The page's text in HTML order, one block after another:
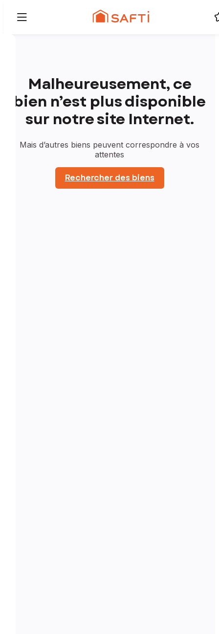
Malheureusement, ce
bien n’est plus disponible
sur notre site Internet.
Mais d’autres biens peuvent correspondre à vos
attentes
Rechercher des biens